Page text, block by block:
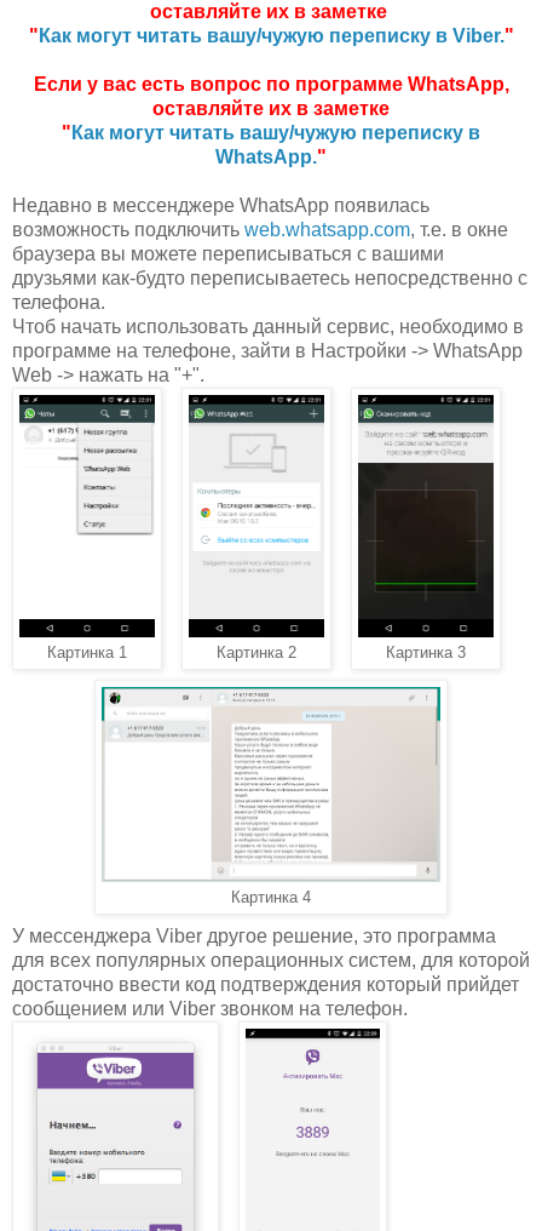
оставляйте их в заметке
" Как могут читать вашу/чужую переписку в Viber."
Если у вас есть вопрос по программе WhatsApp,
оставляйте их в заметке
" Как могут читать вашу/чужую переписку в
WhatsApp."
Недавно в мессенджере WhatsApp появилась
возможность подключить web.whatsapp.com, т.е. в окне
браузера вы можете переписываться с вашими
друзьями как-будто переписываетесь непосредственно с
телефона.
Чтоб начать использовать данный сервис, необходимо в
программе на телефоне, зайти в Настройки -> WhatsApp
Web -> нажать на "+".
Картинка 1 Картинка 2 Картинка 3
Картинка 4
У мессенджера Viber другое решение, это программа
для всех популярных операционных систем, для которой
достаточно ввести код подтверждения который прийдет
сообщением или Viber звонком на телефон.